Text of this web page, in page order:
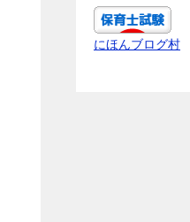
にほんブログ村